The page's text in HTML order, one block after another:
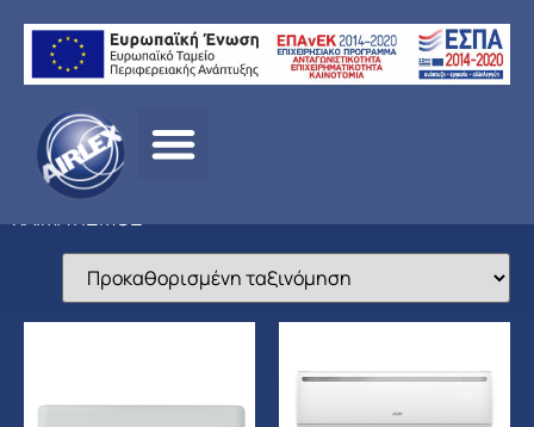
Αρχική
σελίδα/ΠΡΟΪΟΝΤΑ
ΚΛΙΜΑΤΙΣΜΟΣ